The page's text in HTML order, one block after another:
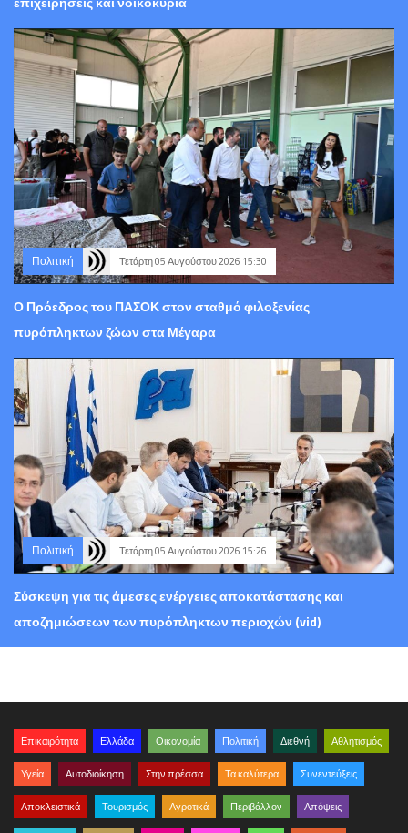
Πολιτική Τετάρτη 05 Αυγούστου 2026 15:30
Ο Πρόεδρος του ΠΑΣΟΚ στον σταθμό φιλοξενίας
πυρόπληκτων ζώων στα Μέγαρα
Πολιτική Τετάρτη 05 Αυγούστου 2026 15:26
Σύσκεψη για τις άμεσες ενέργειες αποκατάστασης και
αποζημιώσεων των πυρόπληκτων περιοχών (vid)
Επικαιρότητα Ελλάδα Οικονομία Πολιτική Διεθνή Αθλητισμός
Υγεία Αυτοδιοίκηση Στην πρέσσα Τα καλύτερα Συνεντεύξεις
Αποκλειστικά Τουρισμός Αγροτικά Περιβάλλον Απόψεις